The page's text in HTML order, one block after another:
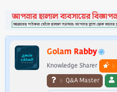
d
s
t
e
d
a
Golam Rabby
Knowledge Sharer
Q&A Master